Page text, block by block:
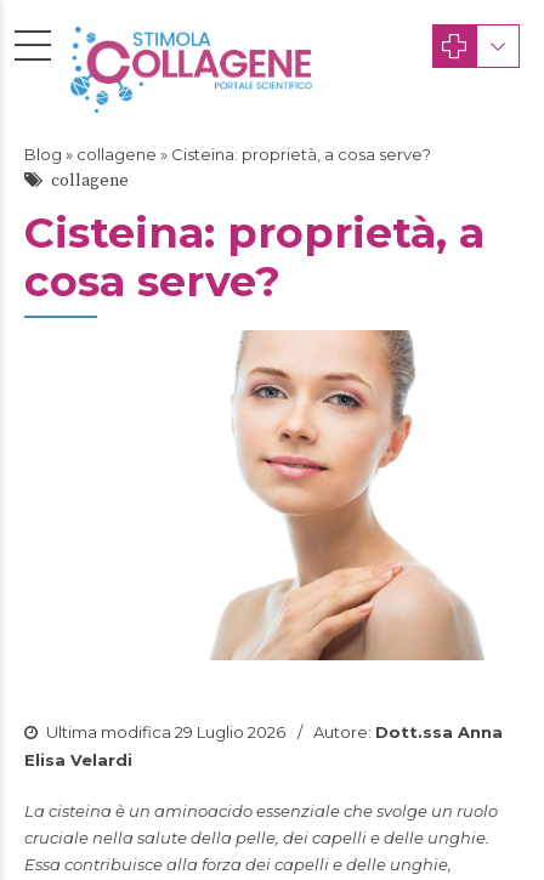
Blog » collagene » Cisteina: proprietà, a cosa serve?
collagene
Cisteina: proprietà, a
cosa serve?
Ultima modifica 29 Luglio 2026 Autore: Dott.ssa Anna
Elisa Velardi
La cisteina è un aminoacido essenziale che svolge un ruolo
cruciale nella salute della pelle, dei capelli e delle unghie.
Essa contribuisce alla forza dei capelli e delle unghie,